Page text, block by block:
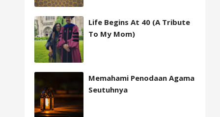
Life Begins At 40 (A Tribute
To My Mom)
Memahami Penodaan Agama
Seutuhnya